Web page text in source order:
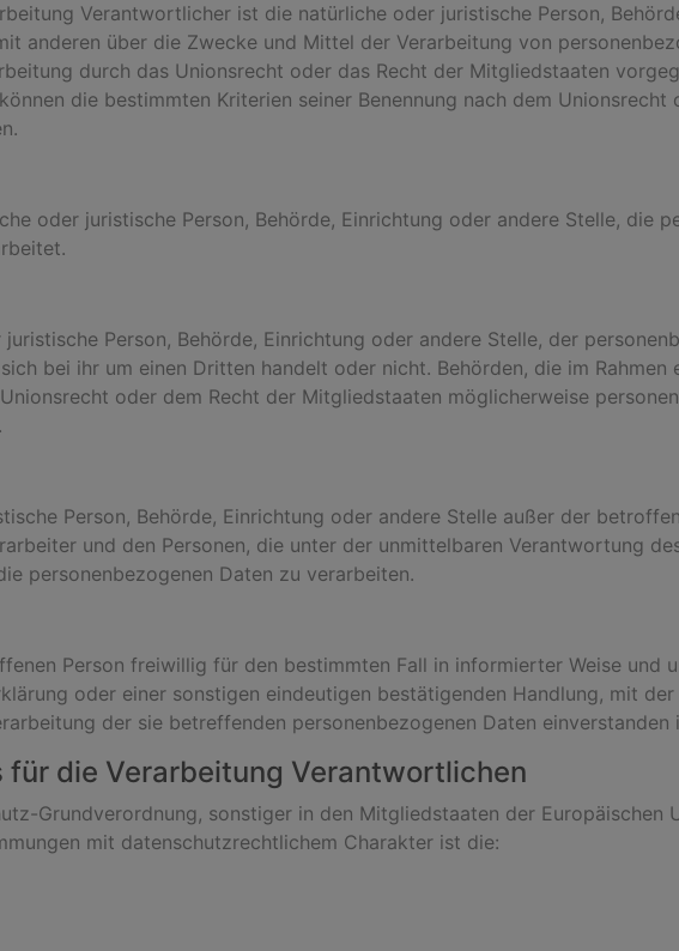
Verantwortlicher ist die natürliche oder juristische Person,
anderen über die Zwecke und Mittel der Verarbeitung von
durch das Unionsrecht oder das Recht der Mitgliedstaaten
die bestimmten Kriterien seiner Benennung nach dem Unionsrecht
oder juristische Person, Behörde, Einrichtung oder andere Stelle, die
Person, Behörde, Einrichtung oder andere Stelle, der
bei ihr um einen Dritten handelt oder nicht. Behörden, die im Rahmen
oder dem Recht der Mitgliedstaaten möglicherweise
Person, Behörde, Einrichtung oder andere Stelle außer der
und den Personen, die unter der unmittelbaren Verantwortung
personenbezogenen Daten zu verarbeiten.
Person freiwillig für den bestimmten Fall in informierter Weise und
oder einer sonstigen eindeutigen bestätigenden Handlung, mit
der sie betreffenden personenbezogenen Daten einverstanden
die Verarbeitung Verantwortlichen
Grundverordnung, sonstiger in den Mitgliedstaaten der Europäischen
mit datenschutzrechtlichem Charakter ist die: